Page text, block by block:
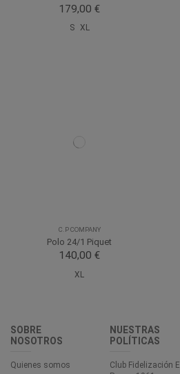
179,00 €
S XL
C.P COMPANY
Polo 24/1 Piquet
140,00 €
XL
SOBRE
NOSOTROS
Quienes somos
NUESTRAS
POLÍTICAS
Club Fidelización El